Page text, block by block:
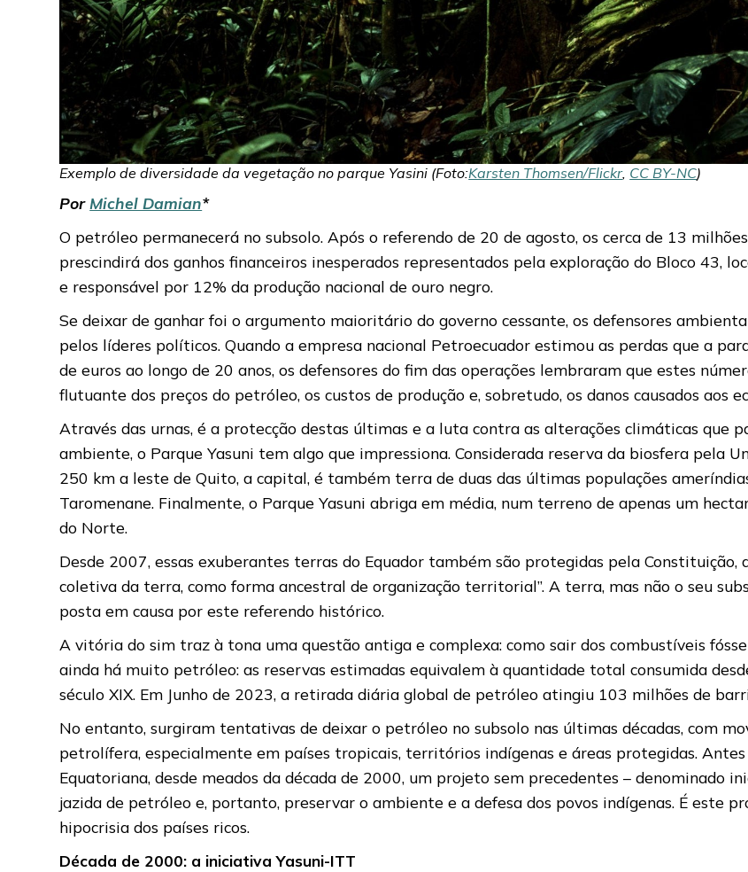
Exemplo de diversidade da vegetação no parque Yasini (Foto:Karsten Thomsen/Flickr, CC BY-NC)
Por Michel Damian*
O petróleo permanecerá no subsolo. Após o referendo de 20 de agosto, os cerca de 13
prescindirá dos ganhos financeiros inesperados representados pela exploração do Bloco 43,
e responsável por 12% da produção nacional de ouro negro.
Se deixar de ganhar foi o argumento maioritário do governo cessante, os defensores
pelos líderes políticos. Quando a empresa nacional Petroecuador estimou as perdas que a
de euros ao longo de 20 anos, os defensores do fim das operações lembraram que estes
flutuante dos preços do petróleo, os custos de produção e, sobretudo, os danos causados ​​aos
Através das urnas, é a protecção destas últimas e a luta contra as alterações climáticas que
ambiente, o Parque Yasuni tem algo que impressiona. Considerada reserva da biosfera pela
250 km a leste de Quito, a capital, é também terra de duas das últimas populações
Taromenane. Finalmente, o Parque Yasuni abriga em média, num terreno de apenas um
do Norte.
Desde 2007, essas exuberantes terras do Equador também são protegidas pela Constituição,
coletiva da terra, como forma ancestral de organização territorial”. A terra, mas não o seu
posta em causa por este referendo histórico.
A vitória do sim traz à tona uma questão antiga e complexa: como sair dos combustíveis
ainda há muito petróleo: as reservas estimadas equivalem à quantidade total consumida
século XIX. Em Junho de 2023, a retirada diária global de petróleo atingiu 103 milhões de
No entanto, surgiram tentativas de deixar o petróleo no subsolo nas últimas décadas, com
petrolífera, especialmente em países tropicais, territórios indígenas e áreas protegidas.
Equatoriana, desde meados da década de 2000, um projeto sem precedentes – denominado
jazida de petróleo e, portanto, preservar o ambiente e a defesa dos povos indígenas. É este
hipocrisia dos países ricos.
Década de 2000: a iniciativa Yasuni-ITT